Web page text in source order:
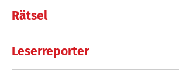
Rätsel
Leserreporter